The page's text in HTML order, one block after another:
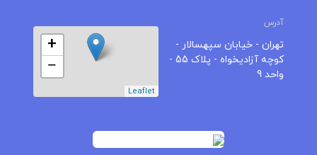
آدرس
تهران - خیابان سپهسالار -
کوچه آزادیخواه - پلاک 55 -
واحد 9
+
−
Leaflet